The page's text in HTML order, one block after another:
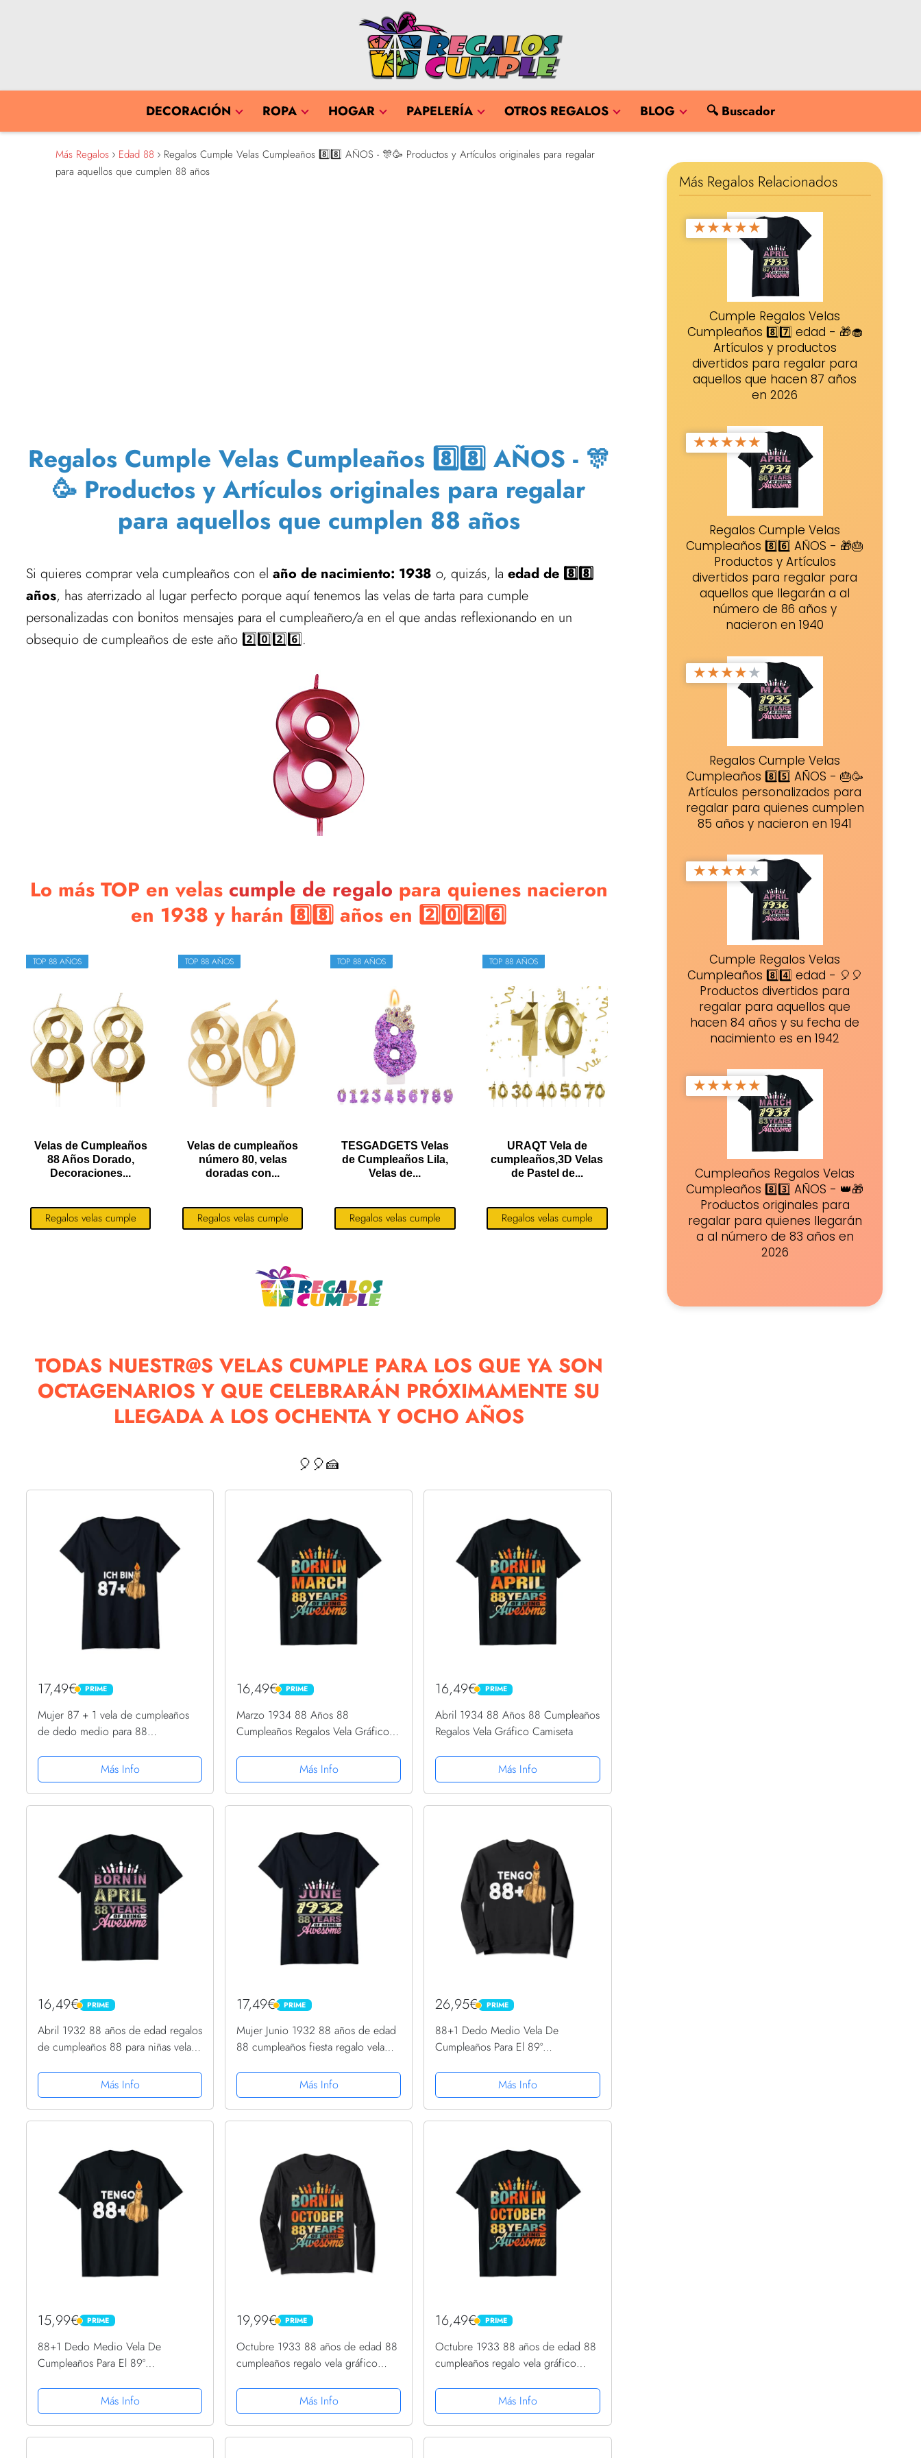
DECORACIÓN ROPA HOGAR PAPELERÍA OTROS REGALOS BLOG 🔍 Buscador
Más Regalos Edad 88
Regalos Cumple Velas Cumpleaños 8️⃣8️⃣ AÑOS - 🎊🥳 Productos y Artículos originales para regalar
para aquellos que cumplen 88 años
Regalos Cumple Velas Cumpleaños 8️⃣8️⃣ AÑOS - 🎊
🥳 Productos y Artículos originales para regalar
para aquellos que cumplen 88 años
Si quieres comprar vela cumpleaños con el año de nacimiento: 1938 o, quizás, la edad de 8️⃣8️⃣
años, has aterrizado al lugar perfecto porque aquí tenemos las velas de tarta para cumple
personalizadas con bonitos mensajes para el cumpleañero/a en el que andas reflexionando en un
obsequio de cumpleaños de este año 2️⃣0️⃣2️⃣6️⃣.
Lo más TOP en velas cumple de regalo para quienes nacieron
en 1938 y harán 8️⃣8️⃣ años en 2️⃣0️⃣2️⃣6️⃣
TOP 88 AÑOS
Velas de Cumpleaños
88 Años Dorado,
Decoraciones...
Regalos velas cumple
TOP 88 AÑOS
Velas de cumpleaños
número 80, velas
doradas con...
Regalos velas cumple
TOP 88 AÑOS
TESGADGETS Velas
de Cumpleaños Lila,
Velas de...
Regalos velas cumple
TOP 88 AÑOS
URAQT Vela de
cumpleaños,3D Velas
de Pastel de...
Regalos velas cumple
TODAS NUESTR@S VELAS CUMPLE PARA LOS QUE YA SON
OCTAGENARIOS Y QUE CELEBRARÁN PRÓXIMAMENTE SU
LLEGADA A LOS OCHENTA Y OCHO AÑOS
🎈🎈🍰
17,49€ PRIME
PRIME
Mujer 87 + 1 vela de cumpleaños
de dedo medio para 88
Más Info
16,49€ PRIME
PRIME
Marzo 1934 88 Años 88
Cumpleaños Regalos Vela Gráfico
Más Info
16,49€ PRIME
PRIME
Abril 1934 88 Años 88 Cumpleaños
Regalos Vela Gráfico Camiseta
Más Info
16,49€ PRIME
PRIME
Abril 1932 88 años de edad regalos
de cumpleaños 88 para niñas vela
Más Info
17,49€ PRIME
PRIME
Mujer Junio 1932 88 años de edad
88 cumpleaños fiesta regalo vela
Más Info
26,95€ PRIME
PRIME
88+1 Dedo Medio Vela De
Cumpleaños Para El 89º
Más Info
15,99€ PRIME
PRIME
88+1 Dedo Medio Vela De
Cumpleaños Para El 89º
Más Info
19,99€ PRIME
PRIME
Octubre 1933 88 años de edad 88
cumpleaños regalo vela gráfico
Más Info
16,49€ PRIME
PRIME
Octubre 1933 88 años de edad 88
cumpleaños regalo vela gráfico
Más Info
Más Regalos Relacionados
★★★★★
Cumple Regalos Velas
Cumpleaños 8️⃣7️⃣ edad - 🎁🧁
Artículos y productos
divertidos para regalar para
aquellos que hacen 87 años
en 2026
★★★★★
Regalos Cumple Velas
Cumpleaños 8️⃣6️⃣ AÑOS - 🎁🎂
Productos y Artículos
divertidos para regalar para
aquellos que llegarán a al
número de 86 años y
nacieron en 1940
★★★★★
Regalos Cumple Velas
Cumpleaños 8️⃣5️⃣ AÑOS - 🎂🥳
Artículos personalizados para
regalar para quienes cumplen
85 años y nacieron en 1941
★★★★★
Cumple Regalos Velas
Cumpleaños 8️⃣4️⃣ edad - 🎈🎈
Productos divertidos para
regalar para aquellos que
hacen 84 años y su fecha de
nacimiento es en 1942
★★★★★
Cumpleaños Regalos Velas
Cumpleaños 8️⃣3️⃣ AÑOS - 👑🎁
Productos originales para
regalar para quienes llegarán
a al número de 83 años en
2026